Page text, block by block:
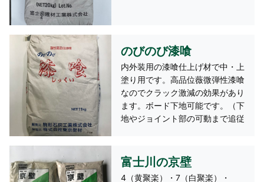
のびのび漆喰
内外装用の漆喰仕上げ材で中・上
塗り用です。高品位薇微弾性漆喰
なのでクラック激減の効果があり
ます。ボード下地可能です。（下
地やジョイント部の可動まで追従
富士川の京壁
4（黄聚楽）・7（白聚楽）・